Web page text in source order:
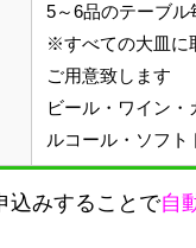
5～6品のテーブル
※すべての大皿に
ご用意致します
ビール・ワイン・
ルコール・ソフト
込みすることで自